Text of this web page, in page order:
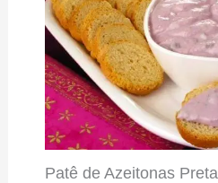
Patê de Azeitonas Preta